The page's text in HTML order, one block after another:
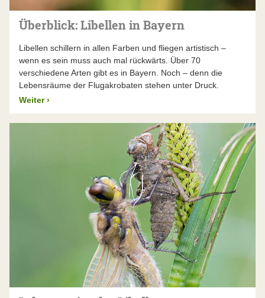
Überblick: Libellen in Bayern
Libellen schillern in allen Farben und fliegen artistisch –
wenn es sein muss auch mal rückwärts. Über 70
verschiedene Arten gibt es in Bayern. Noch – denn die
Lebensräume der Flugakrobaten stehen unter Druck.
Weiter ›